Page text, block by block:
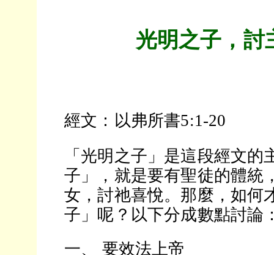
光明之子，討
經文：以弗所書5:1-20
「光明之子」是這段經文的
子」，就是要有聖徒的體統
女，討祂喜悅。那麼，如何
子」呢？以下分成數點討論
一、 要效法上帝